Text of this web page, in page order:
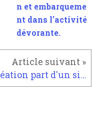
n et embarqueme
nt dans l'activité
dévorante.
934. Toute création part d'un silence : entre dynamique de vie et transmutation.